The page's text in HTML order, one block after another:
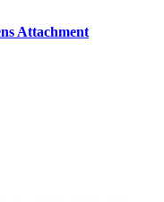
Attachment